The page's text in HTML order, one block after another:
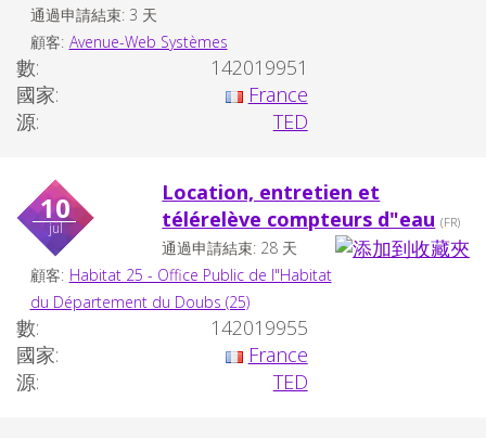
通過申請結束: 3 天
顧客: Avenue-Web Systèmes
數:
142019951
國家:
France
源:
TED
10
jul
Location, entretien et
télérelève compteurs d"eau (FR)
通過申請結束: 28 天
顧客: Habitat 25 - Office Public de l"Habitat
du Département du Doubs (25)
數:
142019955
國家:
France
源:
TED